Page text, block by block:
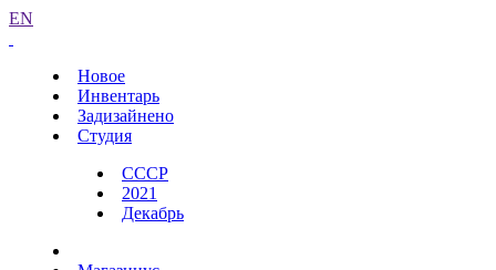
EN
Новое
Инвентарь
Задизайнено
Студия
СССР
2021
Декабрь